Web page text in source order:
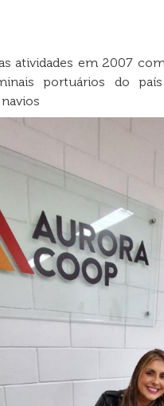
atividades em 2007
portuários do